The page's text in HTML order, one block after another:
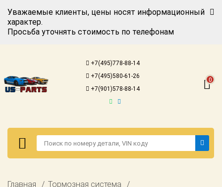
Уважаемые клиенты, цены носят информационный
характер.
Просьба уточнять стоимость по телефонам
+7(495)778-88-14
+7(495)580-61-26
+7(901)578-88-14
0
Авторизация
американских
автомобилей
запросу
Главная
Тормозная система